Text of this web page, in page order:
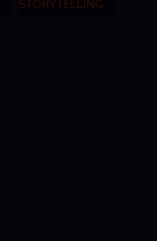
STORYTELLING